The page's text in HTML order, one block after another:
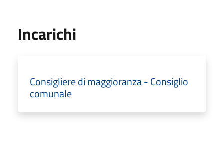
Incarichi
Consigliere di maggioranza - Consiglio
comunale